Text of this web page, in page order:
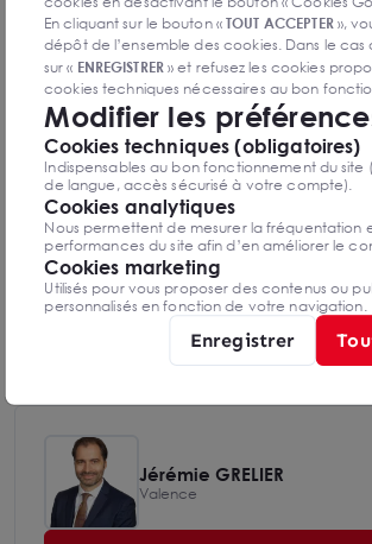
Diagnostic de performance
Diagnostics DPE en cours de
Indice d'émission de gaz à effet de
Diagnostics GES en cours de
Jérémie GRELIER
Valence
En cliquant sur le bouton «TOUT ACCEPTER»,
dépôt de l’ensemble des cookies. Dans le cas
sur « ENREGISTRER» et refusez les cookies
cookies techniques nécessaires au bon
seront déposés. Pour plus d’informations, vous
la page«Protection des données à
personnel ».Lorsque vous naviguez sur notre
peut être amenée à déposer des cookies.
possibilité de désactiver les cookies, ces
valables que sur le navigateur que vous
Modifier les
Cookies techniques (obligatoires)
Indispensables au bon fonctionnement du site
de langue, accès sécurisé à votre compte).
Cookies analytiques
Nous permettent de mesurer la fréquentation
performances du site afin d’en améliorer le
Cookies marketing
Utilisés pour vous proposer des contenus ou
personnalisés en fonction de votre navigation.
Enregistrer